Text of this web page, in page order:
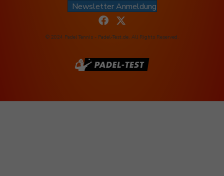
Newsletter Anmeldung
© 2024 Padel Tennis - Padel-Test.de. All Rights Reserved.